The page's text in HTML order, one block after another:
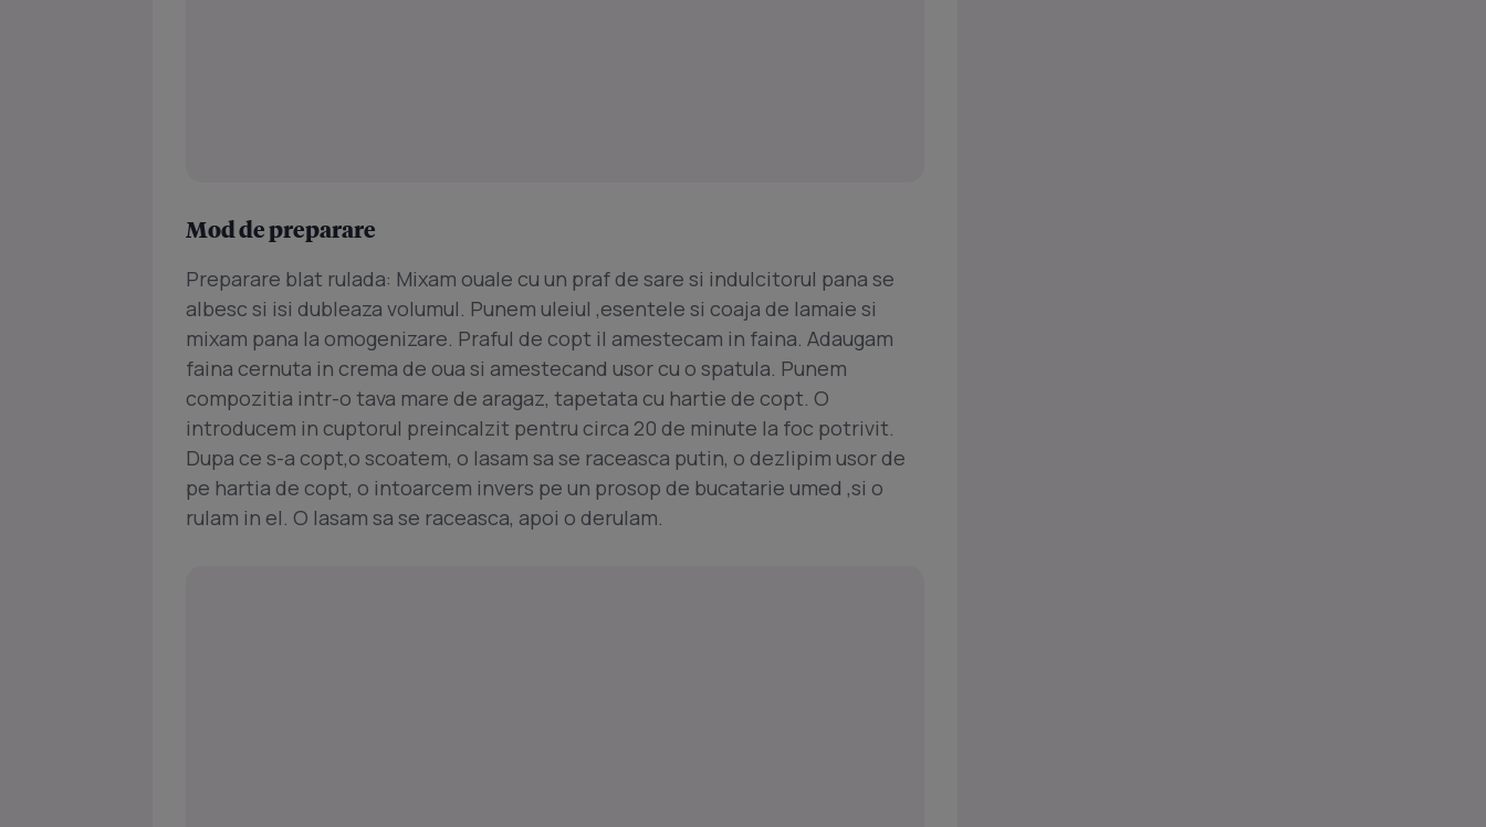
Mod de preparare
Preparare blat rulada: Mixam ouale cu un praf de sare si indulcitorul pana se
albesc si isi dubleaza volumul. Punem uleiul ,esentele si coaja de lamaie si
mixam pana la omogenizare. Praful de copt il amestecam in faina. Adaugam
faina cernuta in crema de oua si amestecand usor cu o spatula. Punem
compozitia intr-o tava mare de aragaz, tapetata cu hartie de copt. O
introducem in cuptorul preincalzit pentru circa 20 de minute la foc potrivit.
Dupa ce s-a copt,o scoatem, o lasam sa se raceasca putin, o dezlipim usor de
pe hartia de copt, o intoarcem invers pe un prosop de bucatarie umed ,si o
rulam in el. O lasam sa se raceasca, apoi o derulam.